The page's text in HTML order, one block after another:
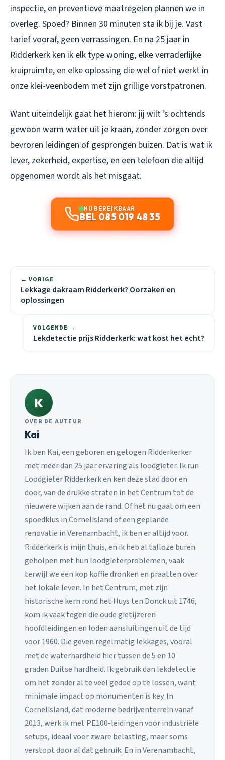
inspectie, en preventieve maatregelen plannen we in
overleg. Spoed? Binnen 30 minuten sta ik bij je. Vast
tarief vooraf, geen verrassingen. En na 25 jaar in
Ridderkerk ken ik elk type woning, elke verraderlijke
kruipruimte, en elke oplossing die wel of niet werkt in
onze klei-veenbodem met zijn grillige vorstpatronen.
Want uiteindelijk gaat het hierom: jij wilt ’s ochtends
gewoon warm water uit je kraan, zonder zorgen over
bevroren leidingen of gesprongen buizen. Dat is wat ik
lever, zekerheid, expertise, en een telefoon die altijd
opgenomen wordt als het misgaat.
NU BEREIKBAAR
BEL 085 019 48 35
← VORIGE
Lekkage dakraam Ridderkerk? Oorzaken en
oplossingen
VOLGENDE →
Lekdetectie prijs Ridderkerk: wat kost het echt?
K
OVER DE AUTEUR
Kai
Ik ben Kai, een geboren en getogen Ridderkerker
met meer dan 25 jaar ervaring als loodgieter. Ik run
Loodgieter Ridderkerk en ken deze stad door en
door, van de drukke straten in het Centrum tot de
nieuwere wijken aan de rand. Of het nu gaat om een
spoedklus in Cornelisland of een geplande
renovatie in Verenambacht, ik ben er altijd voor.
Ridderkerk is mijn thuis, en ik heb al talloze buren
geholpen met hun loodgieterproblemen, vaak
terwijl we een kop koffie dronken en praatten over
het lokale leven. In het Centrum, met zijn
historische kern rond het Huys ten Donck uit 1746,
kom ik vaak tegen die oude gietijzeren
hoofdleidingen en loden aansluitingen uit de tijd
voor 1960. Die geven regelmatig lekkages, vooral
met de waterhardheid hier tussen de 5 en 10
graden Duitse hardheid. Ik gebruik dan lekdetectie
om het zonder al te veel gedoe op te lossen, want
minimale impact op monumenten is key. In
Cornelisland, dat moderne bedrijventerrein vanaf
2013, werk ik met PE100-leidingen voor industriële
setups, ideaal voor zware belasting, maar soms
verstopt door al dat gebruik. En in Verenambacht,